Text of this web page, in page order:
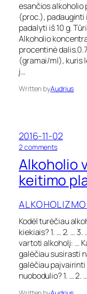
r
m
a
ž
e
s
n
a
e
k
i
a
i
s
g
ė
r
i
m
e
e
n
s
t
n
d
a
r
i
i
ų
a
l
k
o
h
o
esančios
(proc.),
padalyti iš 10 g.
Alkoholio
procentinė
(gramai/ml), kuris
į…
Written byAudrius
2016-11-02
2 commentso
A
l
k
h
l
o
v
a
r
t
Alkoholio
keitimo
Kodėl turėčiau
kiekiais? 1. … 2. …
vartoti alkoholį: …
galėčiau susirasti
galėčiau
nuobodulio? 1. … 2.